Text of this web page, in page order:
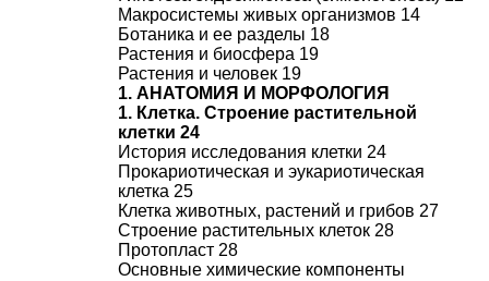
Макросистемы живых организмов 14
Ботаника и ее разделы 18
Растения и биосфера 19
Растения и человек 19
1. АНАТОМИЯ И МОРФОЛОГИЯ
1. Клетка. Строение растительной
клетки 24
История исследования клетки 24
Прокариотическая и эукариотическая
клетка 25
Клетка животных, растений и грибов 27
Строение растительных клеток 28
Протопласт 28
Основные химические компоненты